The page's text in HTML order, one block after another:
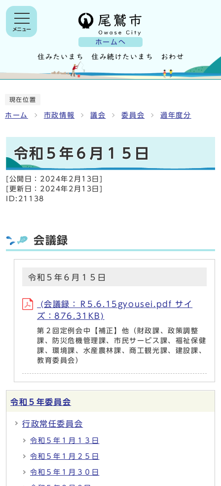
ホームへ
メニュー
現在位置
ホーム 市政情報 議会 委員会 過年度分
令和５年６月１５日
[公開日： 2024年2月13日
[更新日： 2024年2月13日
ID:21138
会議録
令和５年６月１５日
(会議録：Ｒ5.6.15gyousei.pdf サイ
ズ：876.31KB)
第２回定例会中【補正】他（財政課、政策調整
課、防災危機管理課、市民サービス課、福祉保健
課、環境課、水産農林課、商工観光課、建設課、
教育委員会）
令和５年委員会
行政常任委員会
令和５年１月１３日
令和５年１月２５日
令和５年１月３０日